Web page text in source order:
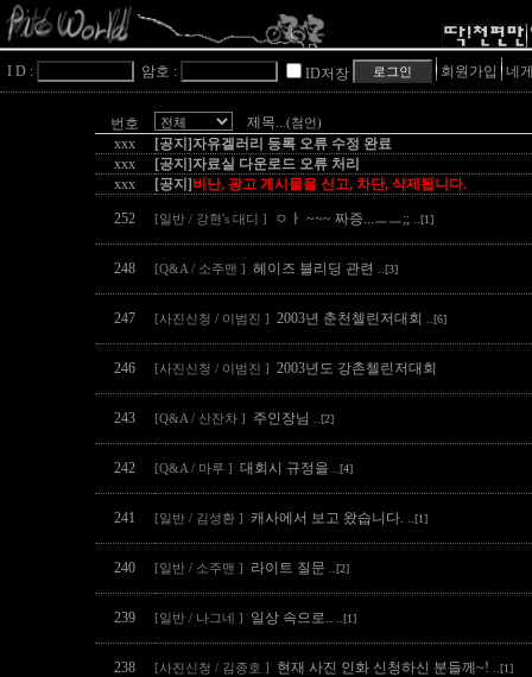
I D : 암호 : ID저장 회원가입 네
번호 제목 ...(첨언)
xxx
[공지]자유겔러리 등록 오류 수정 완료
xxx
[공지]자료실 다운로드 오류 처리
xxx
[공지] 비난, 광고 게시물을 신고, 차단, 삭제됩니다.
252 [일반 / 강현's 대디 ] ㅇㅏ ~~~ 짜증...ㅡㅡ;; ..[1]
248 [Q&A / 소주맨 ] 헤이즈 블리딩 관련 ..[3]
247 [사진신청 / 이범진 ] 2003년 춘천첼린저대회 ..[6]
246 [사진신청 / 이범진 ] 2003년도 강촌첼린저대회
243 [Q&A / 산잔차 ] 주인장님 ..[2]
242 [Q&A / 마루 ] 대회시 규정을 ..[4]
241 [일반 / 김성환 ] 캐사에서 보고 왔습니다. ..[1]
240 [일반 / 소주맨 ] 라이트 질문 ..[2]
239 [일반 / 나그네 ] 일상 속으로.. ..[1]
238 [사진신청 / 김종호 ] 현재 사진 인화 신청하신 분들께~! ..[1]